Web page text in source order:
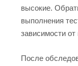
высокие.
выполнения
зависимости
После